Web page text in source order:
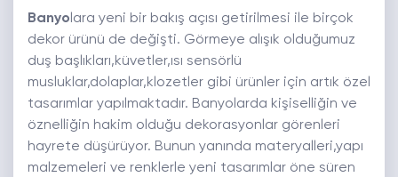
Banyolara yeni bir bakış açısı getirilmesi ile birçok
dekor ürünü de değişti. Görmeye alışık olduğumuz
duş başlıkları,küvetler,ısı sensörlü
musluklar,dolaplar,klozetler gibi ürünler için artık özel
tasarımlar yapılmaktadır. Banyolarda kişiselliğin ve
öznelliğin hakim olduğu dekorasyonlar görenleri
hayrete düşürüyor. Bunun yanında materyalleri,yapı
malzemeleri ve renklerle yeni tasarımlar öne süren